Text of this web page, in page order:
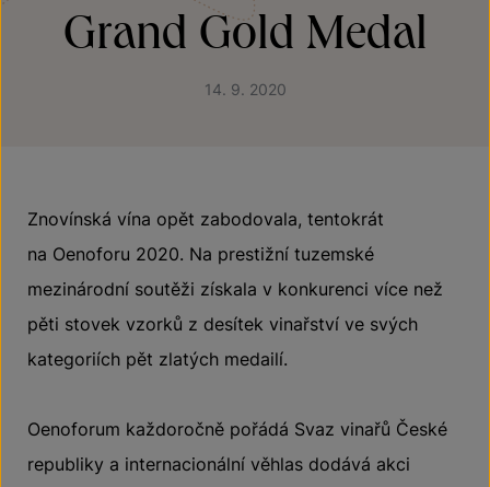
Grand Gold Medal
14. 9. 2020
Znovínská vína opět zabodovala, tentokrát
na Oenoforu 2020. Na prestižní tuzemské
mezinárodní soutěži získala v konkurenci více než
pěti stovek vzorků z desítek vinařství ve svých
kategoriích pět zlatých medailí.
Oenoforum každoročně pořádá Svaz vinařů České
republiky a internacionální věhlas dodává akci